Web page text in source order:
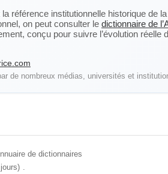
référence institutionnelle historique de
on peut consulter le dictionnaire de
conçu pour suivre l’évolution réelle
de nombreux médias, universités et
de dictionnaires
.